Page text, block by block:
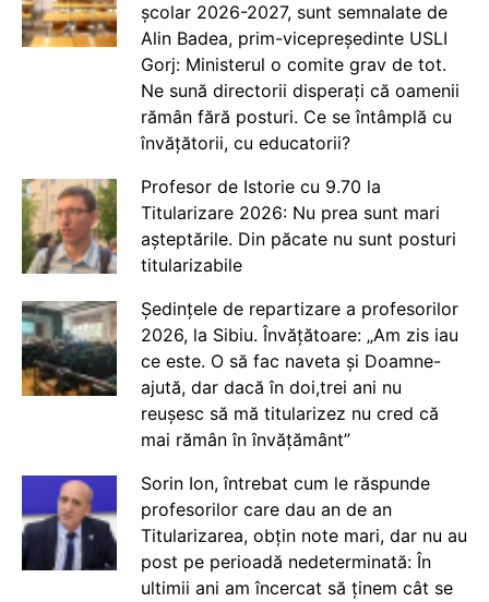
școlar 2026-2027, sunt semnalate de
Alin Badea, prim-vicepreședinte USLI
Gorj: Ministerul o comite grav de tot.
Ne sună directorii disperați că oamenii
rămân fără posturi. Ce se întâmplă cu
învățătorii, cu educatorii?
Profesor de Istorie cu 9.70 la
Titularizare 2026: Nu prea sunt mari
așteptările. Din păcate nu sunt posturi
titularizabile
Ședințele de repartizare a profesorilor
2026, la Sibiu. Învățătoare: „Am zis iau
ce este. O să fac naveta și Doamne-
ajută, dar dacă în doi,trei ani nu
reușesc să mă titularizez nu cred că
mai rămân în învățământ”
Sorin Ion, întrebat cum le răspunde
profesorilor care dau an de an
Titularizarea, obțin note mari, dar nu au
post pe perioadă nedeterminată: În
ultimii ani am încercat să ținem cât se